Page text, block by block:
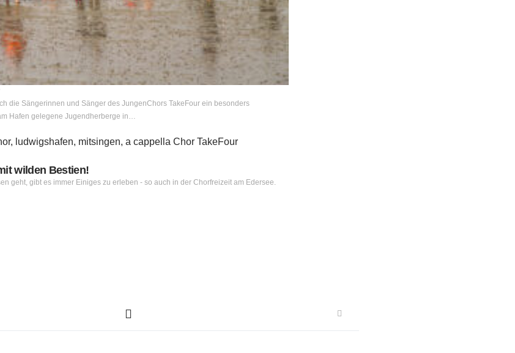
die Sängerinnen und Sänger des JungenChors TakeFour ein besonders
Hafen gelegene Jugendherberge in…
wilden Bestien!
geht, gibt es immer Einiges zu erleben - so auch in der Chorfreizeit am Edersee.